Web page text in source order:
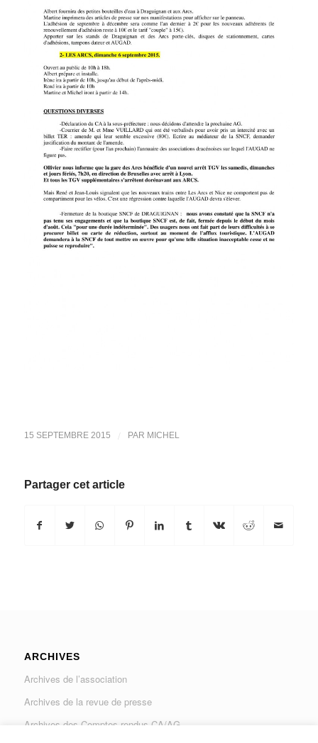
15 SEPTEMBRE 2015 PAR MICHEL
Partager cet article
ARCHIVES
Archives de l’association
Archives de la revue de presse
Archives des Comptes rendus CA/AG